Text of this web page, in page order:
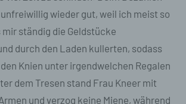
wieder gut, weil ich meist so
ständig die Geldstücke
durch den Laden kullerten, sodass
Knien unter irgendwelchen Regalen
dem Tresen stand Frau Kneer mit
und verzog keine Miene, während
um Aspekte bezüglich
wirtschaftlicher Lage,
persönlicher Vorlieben, Interessen,
Verhalten, Aufenthaltsort oder
oder vorherzusagen.